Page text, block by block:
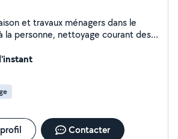
et travaux ménagers dans le
la personne, nettoyage courant des
Contacter